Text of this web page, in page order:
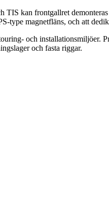
kan frontgallret
type magnetfläns, och att
och
och fasta riggar.